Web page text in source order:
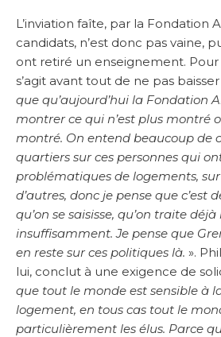
L’inviation faîte, par la Fondation
candidats, n’est donc pas vaine,
ont retiré un enseignement. Pour
s’agit avant tout de ne pas
que qu’aujourd’hui la Fondation
montrer ce qui n’est plus montré
montré. On entend beaucoup de
quartiers sur ces personnes qui
problématiques de logements, sur
d’autres, donc je pense que c’est
qu’on se saisisse, qu’on traite
insuffisamment. Je pense que
en reste sur ces politiques là. ».
lui, conclut à une exigence de
que tout le monde est sensible à
logement, en tous cas tout le
particulièrement les élus. Parce